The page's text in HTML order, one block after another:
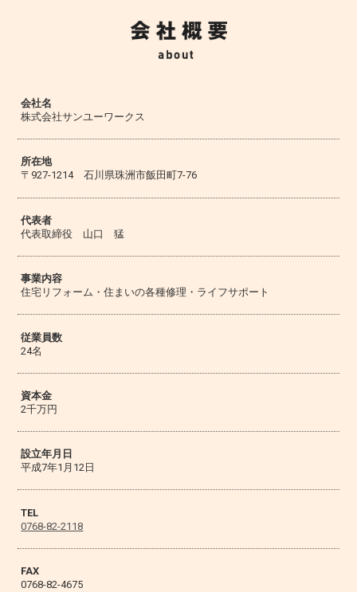
会社名
株式会社サンユーワークス
所在地
〒927-1214 石川県珠洲市飯田町7-76
代表者
代表取締役 山口 猛
事業内容
住宅リフォーム・住まいの各種修理・ライフサポート
従業員数
24名
資本金
2千万円
設立年月日
平成7年1月12日
TEL
0768-82-2118
FAX
0768-82-4675